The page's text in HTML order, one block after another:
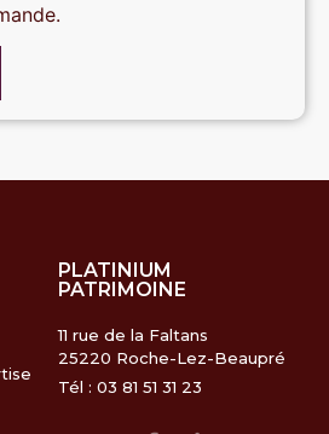
PLATINIUM
PATRIMOINE
11 rue de la Faltans
25220 Roche-Lez-Beaupré
Tél : 03 81 51 31 23